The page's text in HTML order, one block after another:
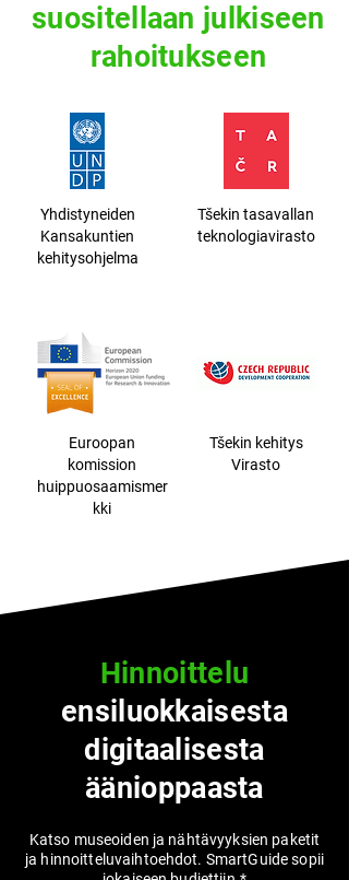
suositellaan julkiseen
rahoitukseen
Yhdistyneiden
Kansakuntien
kehitysohjelma
Euroopan
komission
huippuosaamismer
kki
Tšekin tasavallan
teknologiavirasto
Tšekin kehitys
Virasto
Hinnoittelu
ensiluokkaisesta
digitaalisesta
äänioppaasta
Katso museoiden ja nähtävyyksien paketit
ja hinnoitteluvaihtoehdot. SmartGuide sopii